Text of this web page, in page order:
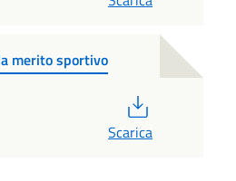
merito sportivo
Scarica